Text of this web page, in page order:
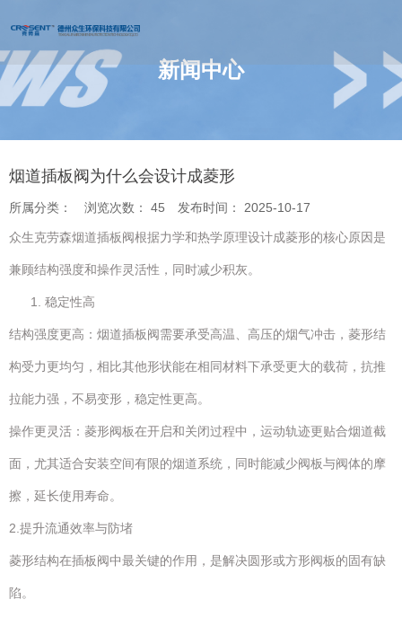
新闻中心
烟道插板阀为什么会设计成菱形
所属分类： 浏览次数： 45 发布时间： 2025-10-17
众生克劳森烟道插板阀根据力学和热学原理设计成菱形的核心原因是
兼顾结构强度和操作灵活性，同时减少积灰。
稳定性高
结构强度更高：烟道插板阀需要承受高温、高压的烟气冲击，菱形结
构受力更均匀，相比其他形状能在相同材料下承受更大的载荷，抗推
拉能力强，不易变形，稳定性更高。
操作更灵活：菱形阀板在开启和关闭过程中，运动轨迹更贴合烟道截
面，尤其适合安装空间有限的烟道系统，同时能减少阀板与阀体的摩
擦，延长使用寿命。
2.提升流通效率与防堵
菱形结构在插板阀中最关键的作用，是解决圆形或方形阀板的固有缺
陷。